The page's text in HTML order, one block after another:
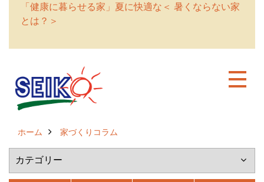
「健康に暮らせる家」夏に快適な＜ 暑くならない家
とは？＞